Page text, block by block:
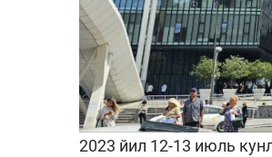
2023 йил 12-13 июль